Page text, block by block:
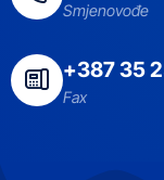
Smjenovođe
+387 35
Fax